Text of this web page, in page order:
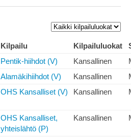
Kilpailu Kilpailuluokat
Pentik-hiihdot (V) Kansallinen
Alamäkihiihdot (V) Kansallinen
OHS Kansalliset (V) Kansallinen
OHS Kansalliset,
yhteislähtö (P)
Kansallinen